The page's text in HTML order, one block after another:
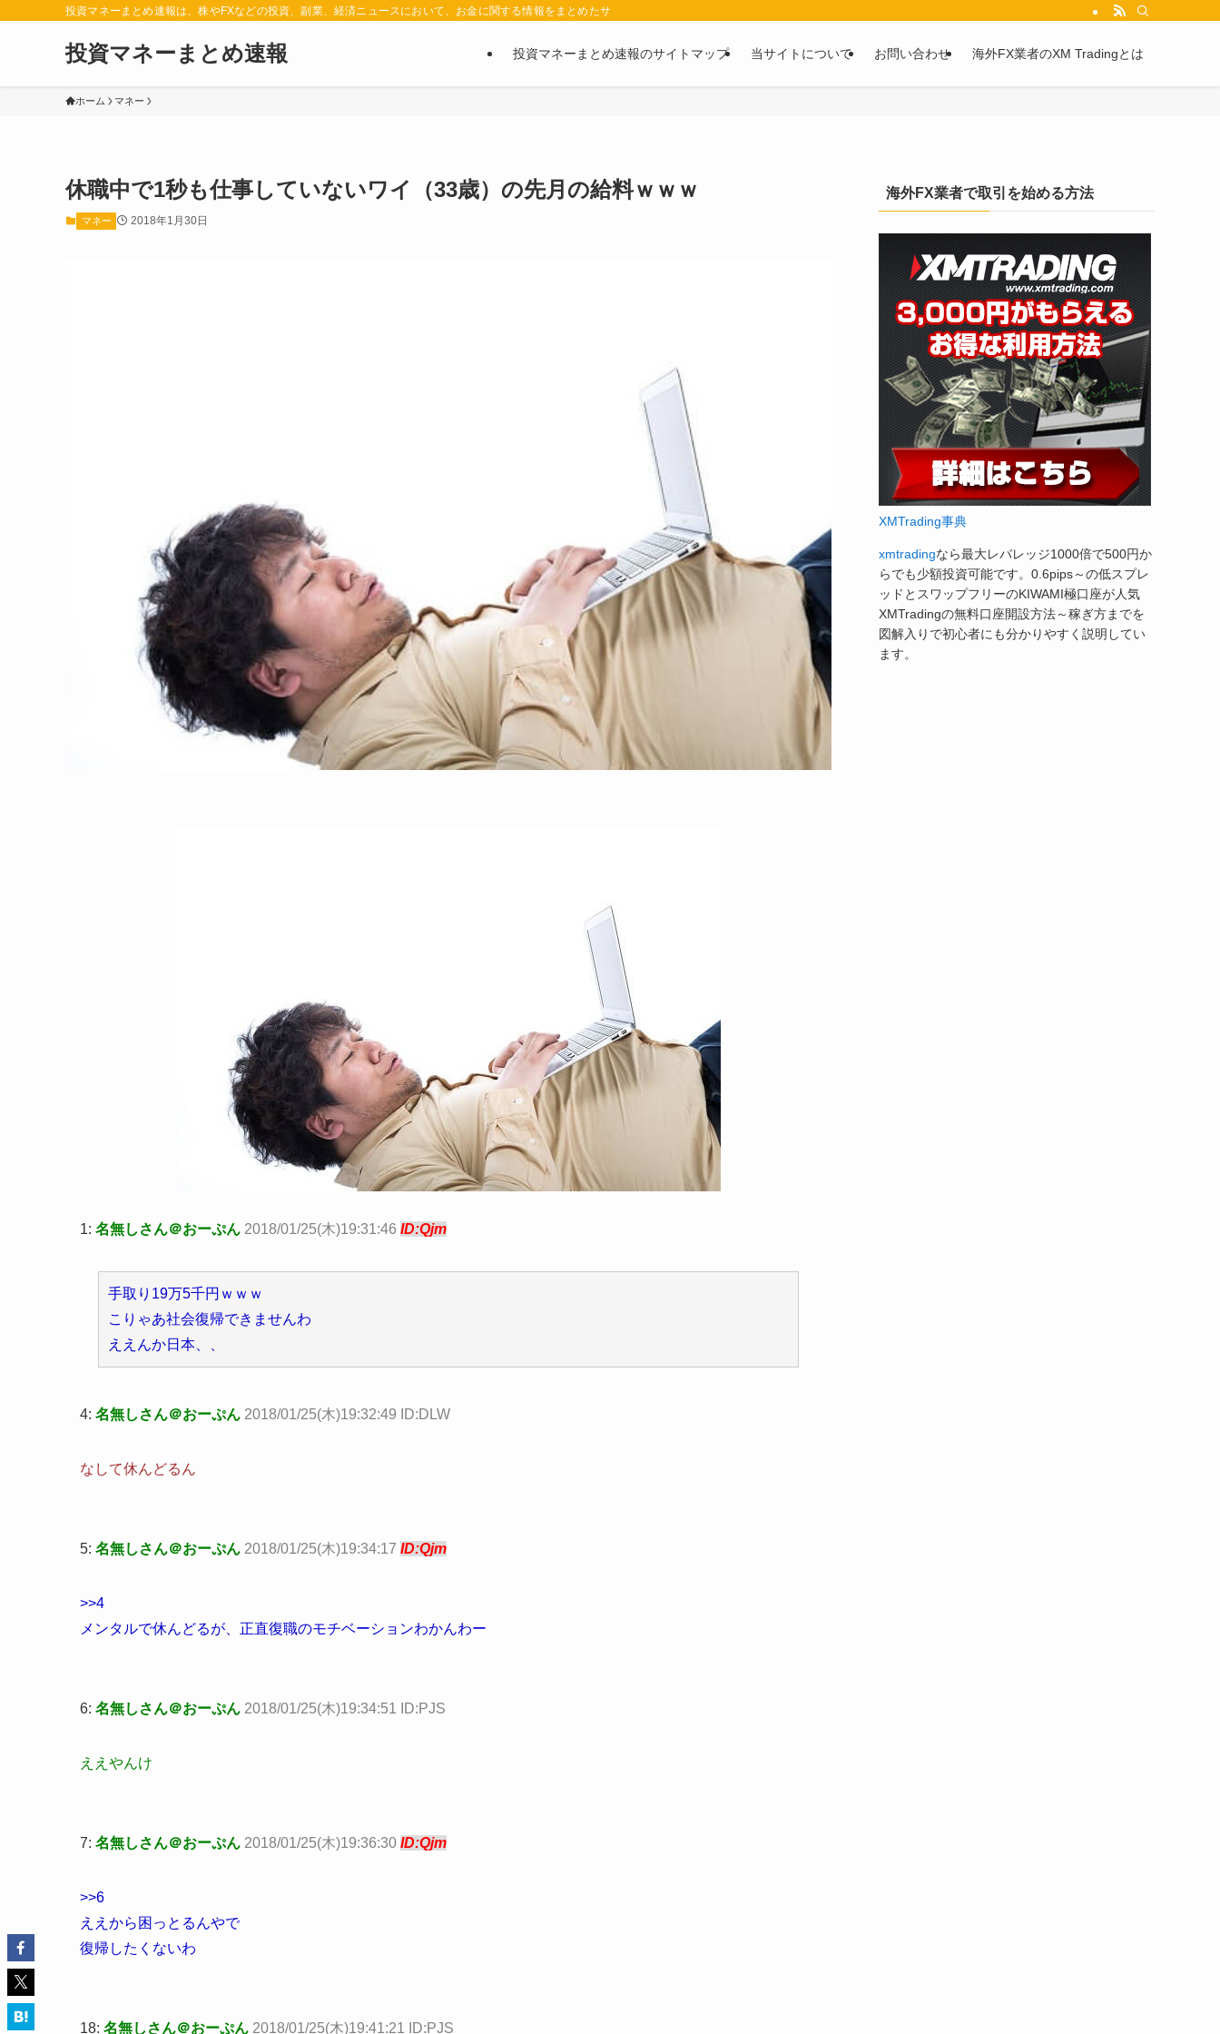
投資マネーまとめ速報は、株やFXなどの投資、副業、経済ニュースにおいて、お金に関する情報をまとめたサイトです。お金に関する情報の口コミや評判を2chや5chからピックアップしています。
投資マネーまとめ速報 投資マネーまとめ速報のサイトマップ 当サイトについて お問い合わせ 海外FX業者のXM Tradingとは
ホーム マネー
休職中で1秒も仕事していないワイ（33歳）の先月の給料ｗｗｗ
マネー 2018年1月30日
1: 名無しさん＠おーぷん 2018/01/25(木)19:31:46 ID:Qjm
手取り19万5千円ｗｗｗ
こりゃあ社会復帰できませんわ
ええんか日本、、
4: 名無しさん＠おーぷん 2018/01/25(木)19:32:49 ID:DLW
なして休んどるん
5: 名無しさん＠おーぷん 2018/01/25(木)19:34:17 ID:Qjm
>>4
メンタルで休んどるが、正直復職のモチベーションわかんわー
6: 名無しさん＠おーぷん 2018/01/25(木)19:34:51 ID:PJS
ええやんけ
7: 名無しさん＠おーぷん 2018/01/25(木)19:36:30 ID:Qjm
>>6
ええから困っとるんやで
復帰したくないわ
18: 名無しさん＠おーぷん 2018/01/25(木)19:41:21 ID:PJS
海外FX業者で取引を始める方法
XMTrading事典
xmtradingなら最大レバレッジ1000倍で500円か
らでも少額投資可能です。0.6pips～の低スプレ
ッドとスワップフリーのKIWAMI極口座が人気
XMTradingの無料口座開設方法～稼ぎ方までを
図解入りで初心者にも分かりやすく説明してい
ます。